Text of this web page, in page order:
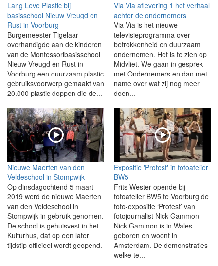
Lang Leve Plastic bij
basisschool Nieuw Vreugd en
Rust in Voorburg
Burgemeester Tigelaar
overhandigde aan de kinderen
van de Montessoribasisschool
Nieuw Vreugd en Rust in
Voorburg een duurzaam plastic
gebruiksvoorwerp gemaakt van
20.000 plastic doppen die de...
Via Via aflevering 1 het verhaal
achter de ondernemers
Via Via is het nieuwe
televisieprogramma over
betrokkenheid en duurzaam
ondernemen. Het is te zien op
Midvliet. We gaan in gesprek
met Ondernemers en dan met
name over wat zij nog meer
doen...
Nieuwe Maerten van den
Veldeschool in Stompwijk
Op dinsdagochtend 5 maart
2019 werd de nieuwe Maerten
van den Veldeschool in
Stompwijk in gebruik genomen.
De school is gehuisvest in het
Kulturhus, dat op een later
tijdstip officieel wordt geopend.
Expositie 'Protest' in fotoatelier
BW5
Frits Wester opende bij
fotoatelier BW5 te Voorburg de
foto-expositie ‘Protest’ van
fotojournalist Nick Gammon.
Nick Gammon is in Wales
geboren en woont in
Amsterdam. De demonstraties
welke te...